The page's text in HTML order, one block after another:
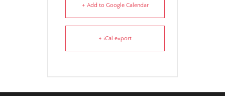
+ Add to Google Calendar
+ iCal export